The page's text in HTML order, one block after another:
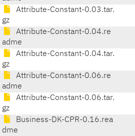
Attribute-Constant-0.03.tar.
gz
Attribute-Constant-0.04.re
adme
Attribute-Constant-0.04.tar.
gz
Attribute-Constant-0.06.re
adme
Attribute-Constant-0.06.tar.
gz
Business-DK-CPR-0.16.rea
dme